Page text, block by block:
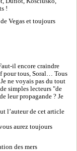
!
Vegas et toujours
il encore craindre
pour tous, Soral… Tous
ne voyais pas du tout
simples lecteurs "de
leur propagande ? Je
l’auteur de cet article
aurez toujours
des mers